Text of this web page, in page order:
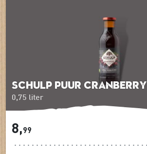
0,75 liter
Schulp Puur cranberry
8,99